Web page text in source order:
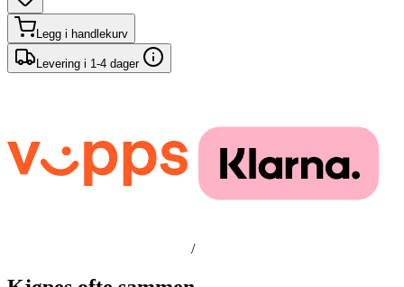
Legg i handlekurv
Levering i 1-4 dager
/